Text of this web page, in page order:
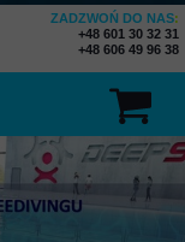
ZADZWOŃ DO NAS:
+48 601 30 32 31
+48 606 49 96 38